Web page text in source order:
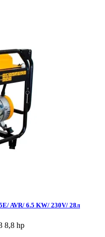
AVR/ 6.5 KW/ 230V/ 28л
8,8 hp